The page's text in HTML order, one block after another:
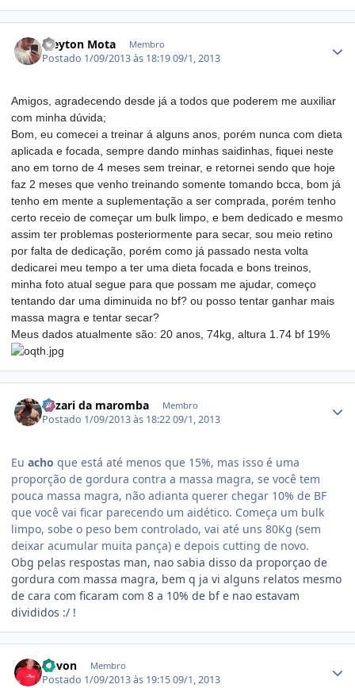
Cleyton Mota Membro
Postado 1/09/2013 às 18:1909/1, 2013
Amigos, agradecendo desde já a todos que poderem me auxiliar
com minha dúvida;
Bom, eu comecei a treinar á alguns anos, porém nunca com dieta
aplicada e focada, sempre dando minhas saidinhas, fiquei neste
ano em torno de 4 meses sem treinar, e retornei sendo que hoje
faz 2 meses que venho treinando somente tomando bcca, bom já
tenho em mente a suplementação a ser comprada, porém tenho
certo receio de começar um bulk limpo, e bem dedicado e mesmo
assim ter problemas posteriormente para secar, sou meio retino
por falta de dedicação, porém como já passado nesta volta
dedicarei meu tempo a ter uma dieta focada e bons treinos,
minha foto atual segue para que possam me ajudar, começo
tentando dar uma diminuida no bf? ou posso tentar ganhar mais
massa magra e tentar secar?
Meus dados atualmente são: 20 anos, 74kg, altura 1.74 bf 19%
Fuzari da maromba Membro
Postado 1/09/2013 às 18:2209/1, 2013
Eu acho que está até menos que 15%, mas isso é uma
proporção de gordura contra a massa magra, se você tem
pouca massa magra, não adianta querer chegar 10% de BF
que você vai ficar parecendo um aidético. Começa um bulk
limpo, sobe o peso bem controlado, vai até uns 80Kg (sem
deixar acumular muita pança) e depois cutting de novo.
Obg pelas respostas man, nao sabia disso da proporçao de
gordura com massa magra, bem q ja vi alguns relatos mesmo
de cara com ficaram com 8 a 10% de bf e nao estavam
divididos :/ !
Devon Membro
Postado 1/09/2013 às 19:1509/1, 2013